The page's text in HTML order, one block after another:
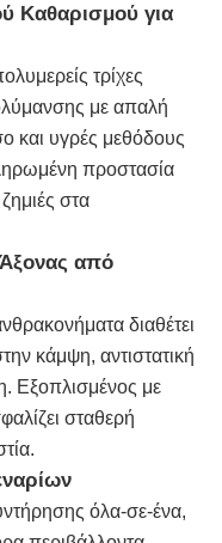
πλαισίου
Καθαρισμού για
τρίχες
με απαλή
και υγρές μεθόδους
προστασία
στα
από
διαθέτει
κάμψη, αντιστατική
Εξοπλισμένος με
σταθερή
όλα-σε-ένα,